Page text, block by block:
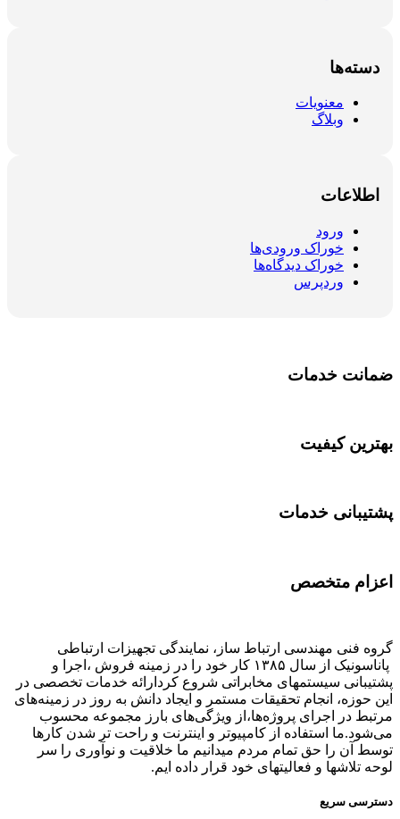
دسته‌ها
معنویات
وبلاگ
اطلاعات
ورود
خوراک ورودی‌ها
خوراک دیدگاه‌ها
وردپرس
ضمانت خدمات
بهترین کیفیت
پشتیبانی خدمات
اعزام متخصص
گروه فنی مهندسی ارتباط ساز، نمایندگی تجهیزات ارتباطی
پاناسونیک از سال ۱۳۸۵ کار خود را در زمینه فروش ،اجرا و
پشتیبانی سیستمهای مخابراتی شروع کردارائه خدمات تخصصی در
این حوزه، انجام تحقیقات مستمر و ایجاد دانش به‌ روز در زمینه‌های
مرتبط در اجرای پروژه‌ها،از ویژگی‌های بارز مجموعه محسوب
می‌شود.ما استفاده از کامپیوتر و اینترنت و راحت تر شدن کارها
توسط آن را حق تمام مردم میدانیم ما خلاقیت و نوآوری را سر
لوحه تلاشها و فعالیتهای خود قرار داده ایم.
دسترسی سریع